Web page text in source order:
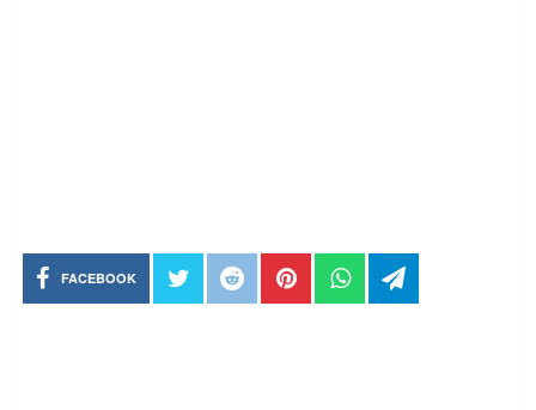
FACEBOOK